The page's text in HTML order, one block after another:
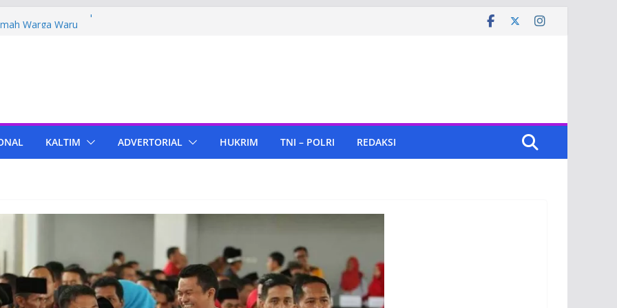
PPU Tebar Kepedulian Lewat
Cepu
di KIPP Karena Jual Air Mineral
Bupati PPU Dukung
Lampu, Polres PPU Ringkus Pria
KALTIM ADVERTORIAL HUKRIM TNI – POLRI REDAKSI